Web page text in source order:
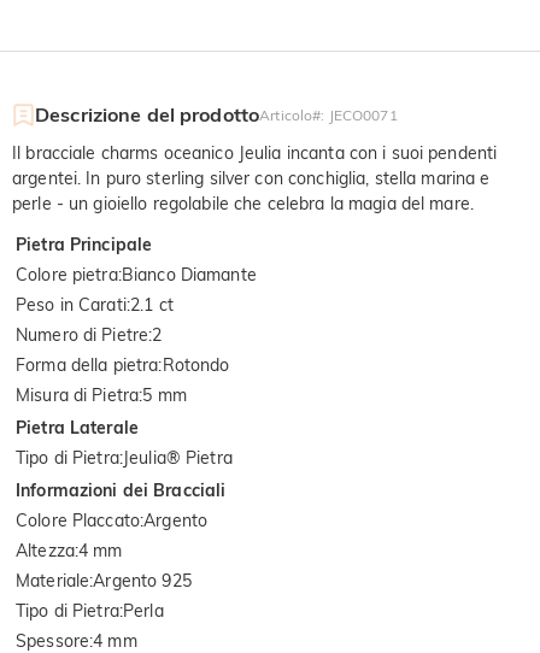
Descrizione del prodottoArticolo#: JECO0071
Il bracciale charms oceanico Jeulia incanta con i suoi pendenti
argentei. In puro sterling silver con conchiglia, stella marina e
perle - un gioiello regolabile che celebra la magia del mare.
Pietra Principale
Colore pietra:Bianco Diamante
Peso in Carati:2.1 ct
Numero di Pietre:2
Forma della pietra:Rotondo
Misura di Pietra:5 mm
Pietra Laterale
Tipo di Pietra:Jeulia® Pietra
Informazioni dei Bracciali
Colore Placcato:Argento
Altezza:4 mm
Materiale:Argento 925
Tipo di Pietra:Perla
Spessore:4 mm